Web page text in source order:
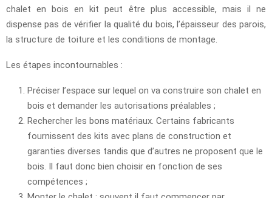
chalet en bois en kit peut être plus accessible, mais il ne
dispense pas de vérifier la qualité du bois, l’épaisseur des parois,
la structure de toiture et les conditions de montage.
Les étapes incontournables :
Préciser l’espace sur lequel on va construire son chalet en
bois et demander les autorisations préalables ;
Rechercher les bons matériaux. Certains fabricants
fournissent des kits avec plans de construction et
garanties diverses tandis que d’autres ne proposent que le
bois. Il faut donc bien choisir en fonction de ses
compétences ;